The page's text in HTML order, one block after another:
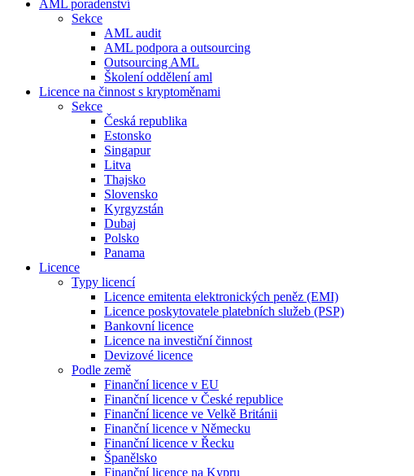
AML poradenství
Sekce
AML audit
AML podpora a outsourcing
Outsourcing AML
Školení oddělení aml
Licence na činnost s kryptoměnami
Sekce
Česká republika
Estonsko
Singapur
Litva
Thajsko
Slovensko
Kyrgyzstán
Dubaj
Polsko
Panama
Licence
Typy licencí
Licence emitenta elektronických peněz (EMI)
Licence poskytovatele platebních služeb (PSP)
Bankovní licence
Licence na investiční činnost
Devizové licence
Podle země
Finanční licence v EU
Finanční licence v České republice
Finanční licence ve Velkě Británii
Finanční licence v Německu
Finanční licence v Řecku
Španělsko
Finanční licence na Kypru